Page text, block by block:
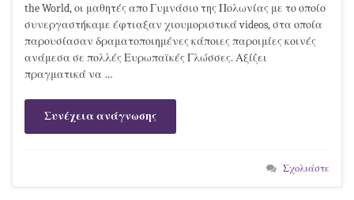
the World, οι μαθητές απο Γυμνάσιο της Πολωνίας με το οποίο
συνεργαστήκαμε έφτιαξαν χιουμοριστικά videos, στα οποία
παρουσίασαν δραματοποιημένες κάποιες παροιμίες κοινές
ανάμεσα σε πολλές Ευρωπαϊκές Γλώσσες. Αξίζει
πραγματικά να …
Συνέχεια ανάγνωσης
Σχολιάστε